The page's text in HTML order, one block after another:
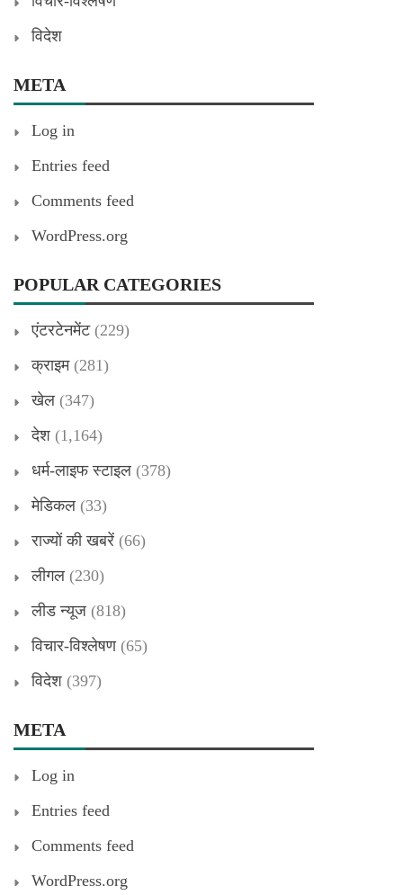
विदेश
META
Log in
Entries feed
Comments feed
WordPress.org
POPULAR CATEGORIES
एंटरटेनमेंट(229)
क्राइम(281)
खेल (347)
देश (1,164)
धर्म-लाइफ स्टाइल (378)
मेडिकल (33)
राज्यों की खबरें (66)
लीगल (230)
लीड न्यूज (818)
विचार-विश्लेषण(65)
विदेश (397)
META
Log in
Entries feed
Comments feed
WordPress.org